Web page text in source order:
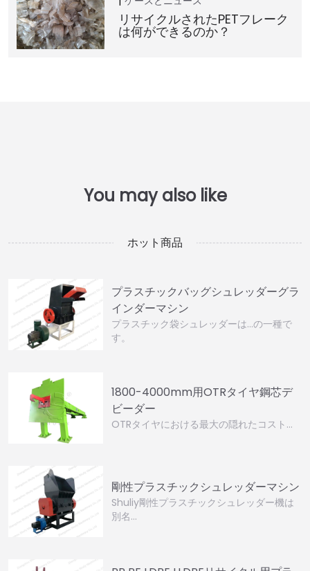
リサイクルされたPETフレーク
は何ができるのか？
ホット商品
プラスチックバッグシュレッダーグラ
インダーマシン
プラスチック袋シュレッダーは…の一種で
す。
1800-4000mm用OTRタイヤ鋼芯デ
ビーダー
OTRタイヤにおける最大の隠れたコスト…
剛性プラスチックシュレッダーマシン
Shuliy剛性プラスチックシュレッダー機は
別名…